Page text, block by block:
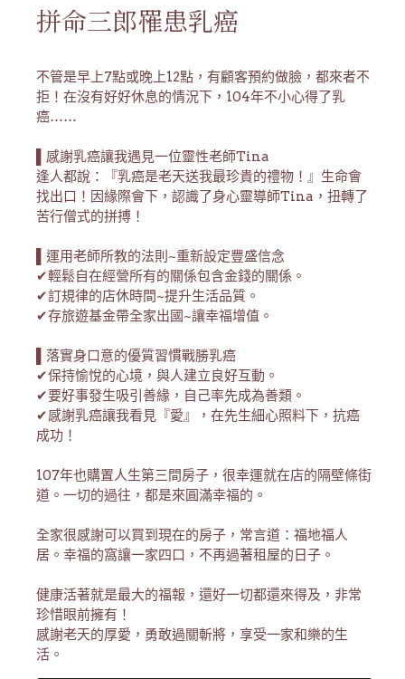
拼命三郎罹患乳癌
不管是早上7點或晚上12點，有顧客預約做臉，都來者不
拒！在沒有好好休息的情況下，104年不小心得了乳
癌……
▌感謝乳癌讓我遇見一位靈性老師Tina
逢人都說：『乳癌是老天送我最珍貴的禮物！』生命會
找出口！因緣際會下，認識了身心靈導師Tina ，扭轉了
苦行僧式的拼搏！
▌運用老師所教的法則~重新設定豐盛信念
✔輕鬆自在經營所有的關係包含金錢的關係。
✔訂規律的店休時間~提升生活品質。
✔存旅遊基金帶全家出國~讓幸福增值。
▌落實身口意的優質習慣戰勝乳癌
✔保持愉悅的心境，與人建立良好互動。
✔要好事發生吸引善緣，自己率先成為善類。
✔感謝乳癌讓我看見『愛』，在先生細心照料下，抗癌
成功！
107年也購置人生第三間房子，很幸運就在店的隔壁條街
道。一切的過往，都是來圓滿幸福的。
全家很感謝可以買到現在的房子，常言道：福地福人
居。幸福的窩讓一家四口，不再過著租屋的日子。
健康活著就是最大的福報，還好一切都還來得及，非常
珍惜眼前擁有！
感謝老天的厚愛，勇敢過關斬將，享受一家和樂的生
活。